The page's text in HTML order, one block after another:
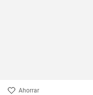
Ahorrar